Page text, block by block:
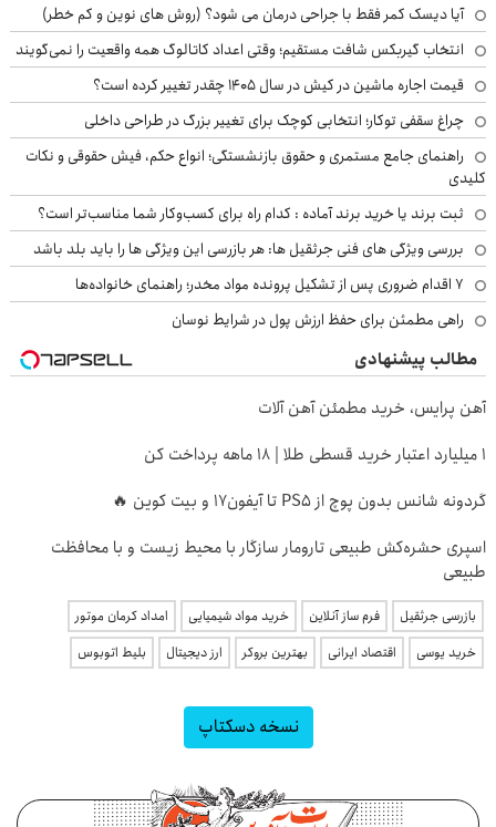
آیا دیسک کمر فقط با جراحی درمان می شود؟ (روش های نوین و کم خطر)
انتخاب گیربکس شافت مستقیم؛ وقتی اعداد کاتالوگ همه واقعیت را نمی‌گویند
قیمت اجاره ماشین در کیش در سال ۱۴۰۵ چقدر تغییر کرده است؟
چراغ سقفی توکار؛ انتخابی کوچک برای تغییر بزرگ در طراحی داخلی
راهنمای جامع مستمری و حقوق بازنشستگی؛ انواع حکم، فیش حقوقی و نکات
کلیدی
ثبت برند یا خرید برند آماده : کدام راه برای کسب‌وکار شما مناسب‌تر است؟
بررسی ویژگی های فنی جرثقیل ها: هر بازرسی این ویژگی ها را باید بلد باشد
۷ اقدام ضروری پس از تشکیل پرونده مواد مخدر؛ راهنمای خانواده‌ها
راهی مطمئن برای حفظ ارزش پول در شرایط نوسان
مطالب پیشنهادی
آهن پرایس، خرید مطمئن آهن آلات
۱ میلیارد اعتبار خرید قسطی طلا | ۱۸ ماهه پرداخت کن
گردونه شانس بدون پوچ از PS5 تا آیفون17 و بیت کوین 🔥
اسپری حشره‌کش طبیعی تارومار سازگار با محیط زیست و با محافظت
طبیعی
بازرسی جرثقیل فرم ساز آنلاین خرید مواد شیمیایی
امداد کرمان موتور
خرید یوسی
اقتصاد ایرانی بهترین بروکر ارز دیجیتال بلیط اتوبوس
نسخه دسکتاپ